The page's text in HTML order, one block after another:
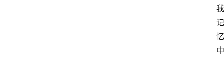
我
记
忆
中